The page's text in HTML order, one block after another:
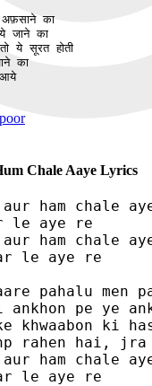
का
जाने का
ये सूरत होती
का
Chale Aaye Lyrics
aur ham chale
le aye re
aur ham chale
le aye re
pahalu men
pe ye
khwaabon ki
rahen hai,
aur ham chale
le aye re